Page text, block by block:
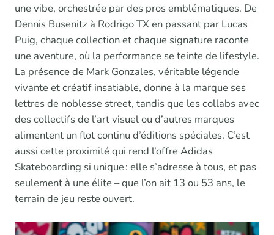
une vibe, orchestrée par des pros emblématiques. De
Dennis Busenitz à Rodrigo TX en passant par Lucas
Puig, chaque collection et chaque signature raconte
une aventure, où la performance se teinte de lifestyle.
La présence de Mark Gonzales, véritable légende
vivante et créatif insatiable, donne à la marque ses
lettres de noblesse street, tandis que les collabs avec
des collectifs de l’art visuel ou d’autres marques
alimentent un flot continu d’éditions spéciales. C’est
aussi cette proximité qui rend l’offre Adidas
Skateboarding si unique : elle s’adresse à tous, et pas
seulement à une élite – que l’on ait 13 ou 53 ans, le
terrain de jeu reste ouvert.